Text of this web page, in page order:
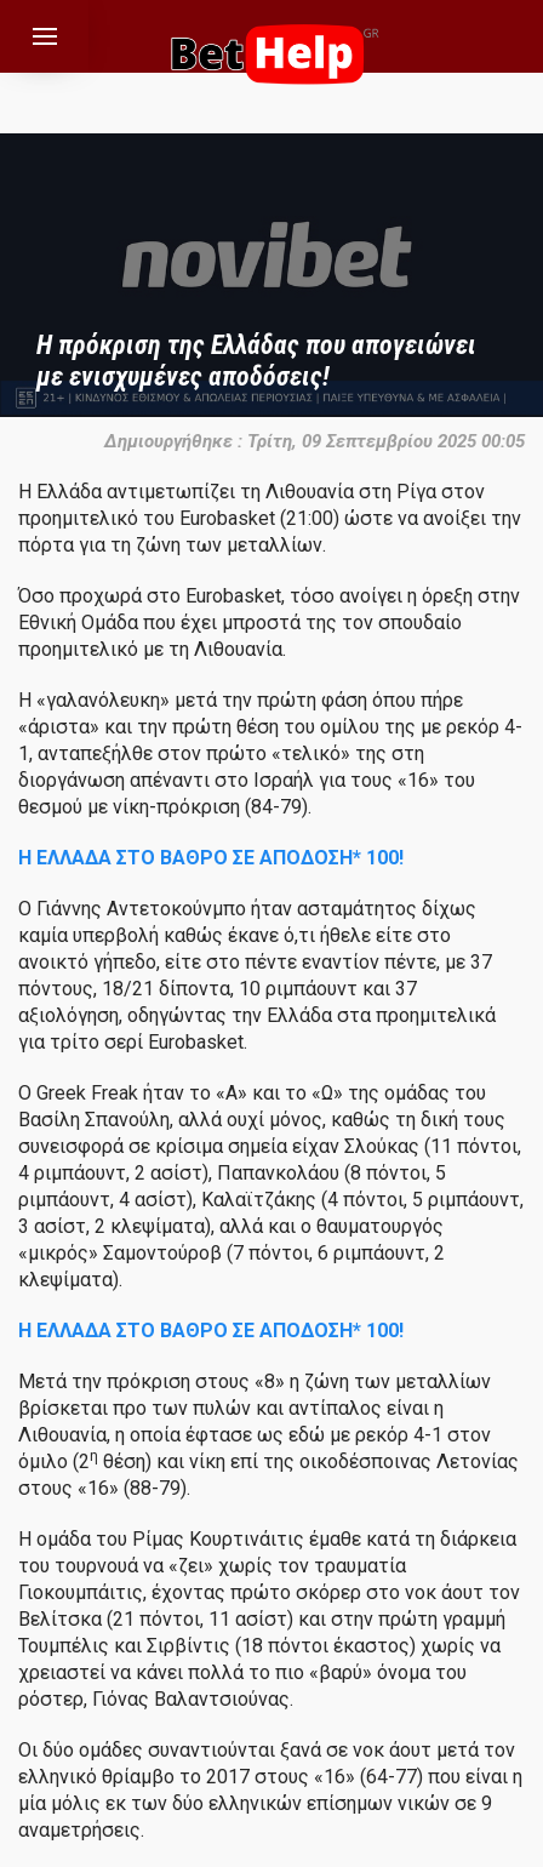
Η πρόκριση της Ελλάδας που απογειώνει
με ενισχυμένες αποδόσεις!
Δημιουργήθηκε : Τρίτη, 09 Σεπτεμβρίου 2025 00:05
Η Ελλάδα αντιμετωπίζει τη Λιθουανία στη Ρίγα στον
προημιτελικό του Eurobasket (21:00) ώστε να ανοίξει την
πόρτα για τη ζώνη των μεταλλίων.
Όσο προχωρά στο Eurobasket, τόσο ανοίγει η όρεξη στην
Εθνική Ομάδα που έχει μπροστά της τον σπουδαίο
προημιτελικό με τη Λιθουανία.
Η «γαλανόλευκη» μετά την πρώτη φάση όπου πήρε
«άριστα» και την πρώτη θέση του ομίλου της με ρεκόρ 4-
1, ανταπεξήλθε στον πρώτο «τελικό» της στη
διοργάνωση απέναντι στο Ισραήλ για τους «16» του
θεσμού με νίκη-πρόκριση (84-79).
H ΕΛΛΑΔΑ ΣΤΟ ΒΑΘΡΟ ΣΕ ΑΠΟΔΟΣΗ* 100!
Ο Γιάννης Αντετοκούνμπο ήταν ασταμάτητος δίχως
καμία υπερβολή καθώς έκανε ό,τι ήθελε είτε στο
ανοικτό γήπεδο, είτε στο πέντε εναντίον πέντε, με 37
πόντους, 18/21 δίποντα, 10 ριμπάουντ και 37
αξιολόγηση, οδηγώντας την Ελλάδα στα προημιτελικά
για τρίτο σερί Eurobasket.
Ο Greek Freak ήταν το «Α» και το «Ω» της ομάδας του
Βασίλη Σπανούλη, αλλά ουχί μόνος, καθώς τη δική τους
συνεισφορά σε κρίσιμα σημεία είχαν Σλούκας (11 πόντοι,
4 ριμπάουντ, 2 ασίστ), Παπανκολάου (8 πόντοι, 5
ριμπάουντ, 4 ασίστ), Καλαϊτζάκης (4 πόντοι, 5 ριμπάουντ,
3 ασίστ, 2 κλεψίματα), αλλά και ο θαυματουργός
«μικρός» Σαμοντούροβ (7 πόντοι, 6 ριμπάουντ, 2
κλεψίματα).
H ΕΛΛΑΔΑ ΣΤΟ ΒΑΘΡΟ ΣΕ ΑΠΟΔΟΣΗ* 100!
Μετά την πρόκριση στους «8» η ζώνη των μεταλλίων
βρίσκεται προ των πυλών και αντίπαλος είναι η
Λιθουανία, η οποία έφτασε ως εδώ με ρεκόρ 4-1 στον
όμιλο (2η θέση) και νίκη επί της οικοδέσποινας Λετονίας
στους «16» (88-79).
Η ομάδα του Ρίμας Κουρτινάιτις έμαθε κατά τη διάρκεια
του τουρνουά να «ζει» χωρίς τον τραυματία
Γιοκουμπάιτις, έχοντας πρώτο σκόρερ στο νοκ άουτ τον
Βελίτσκα (21 πόντοι, 11 ασίστ) και στην πρώτη γραμμή
Τουμπέλις και Σιρβίντις (18 πόντοι έκαστος) χωρίς να
χρειαστεί να κάνει πολλά το πιο «βαρύ» όνομα του
ρόστερ, Γιόνας Βαλαντσιούνας.
Οι δύο ομάδες συναντιούνται ξανά σε νοκ άουτ μετά τον
ελληνικό θρίαμβο το 2017 στους «16» (64-77) που είναι η
μία μόλις εκ των δύο ελληνικών επίσημων νικών σε 9
αναμετρήσεις.